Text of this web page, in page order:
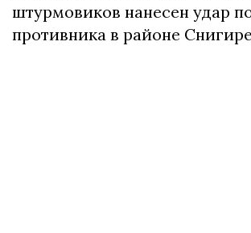
штурмовиков нанесен удар
противника в районе